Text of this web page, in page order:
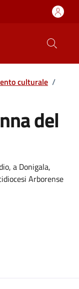
culturale /
del
a Donigala,
Arborense